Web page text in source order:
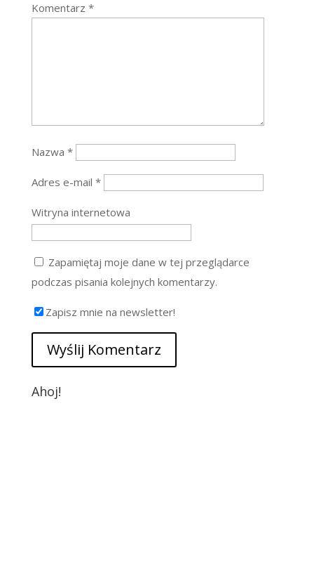
Komentarz *
Nazwa *
Adres e-mail *
Witryna internetowa
Zapamiętaj moje dane w tej przeglądarce
podczas pisania kolejnych komentarzy.
Zapisz mnie na newsletter!
Ahoj!